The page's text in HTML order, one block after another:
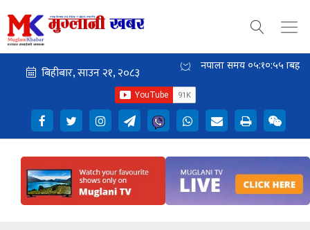
नेपाली समय ०५:१०:५६ बिहान